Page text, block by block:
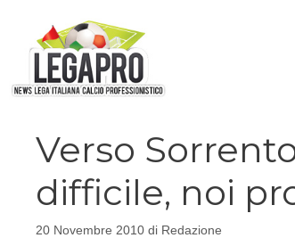
contenuto
Verso
difficile, noi
20 Novembre 2010 di Redazione